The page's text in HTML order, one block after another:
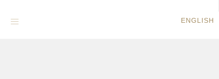
ENGLISH